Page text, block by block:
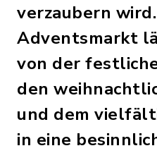
verzaubern
Adventsmarkt
von der
den
und dem
in eine